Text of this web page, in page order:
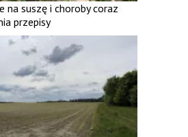
na suszę i choroby coraz
przepisy